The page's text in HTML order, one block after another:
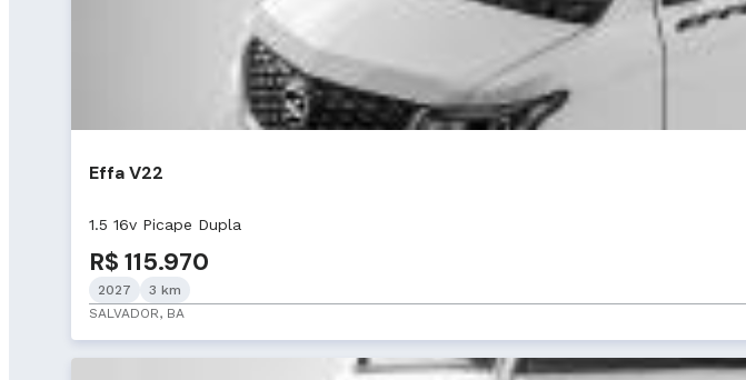
Effa V22
1.5 16v Picape Dupla
R$ 115.970
2027
3 km
SALVADOR, BA